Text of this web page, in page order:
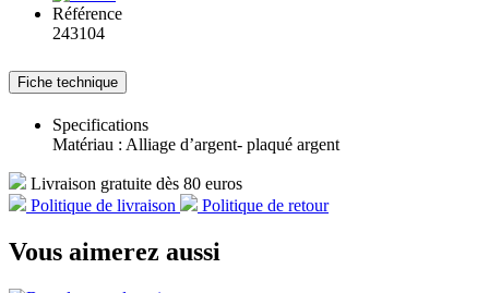
Référence
243104
Fiche technique
Specifications
Matériau : Alliage d’argent- plaqué argent
Livraison gratuite dès 80 euros
Politique de livraison
Politique de retour
Vous aimerez aussi